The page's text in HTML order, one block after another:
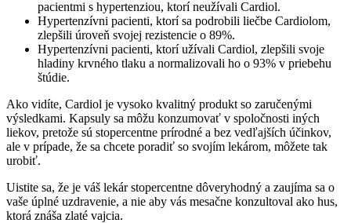
pacientmi s hypertenziou, ktorí neužívali Cardiol.
Hypertenzívni pacienti, ktorí sa podrobili liečbe Cardiolom,
zlepšili úroveň svojej rezistencie o 89%.
Hypertenzívni pacienti, ktorí užívali Cardiol, zlepšili svoje
hladiny krvného tlaku a normalizovali ho o 93% v priebehu
štúdie.
Ako vidíte, Cardiol je vysoko kvalitný produkt so zaručenými
výsledkami. Kapsuly sa môžu konzumovať v spoločnosti iných
liekov, pretože sú stopercentne prírodné a bez vedľajších účinkov,
ale v prípade, že sa chcete poradiť so svojím lekárom, môžete tak
urobiť.
Uistite sa, že je váš lekár stopercentne dôveryhodný a zaujíma sa o
vaše úplné uzdravenie, a nie aby vás mesačne konzultoval ako hus,
ktorá znáša zlaté vajcia.